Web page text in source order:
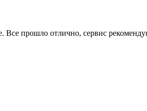
Все прошло отлично, сервис